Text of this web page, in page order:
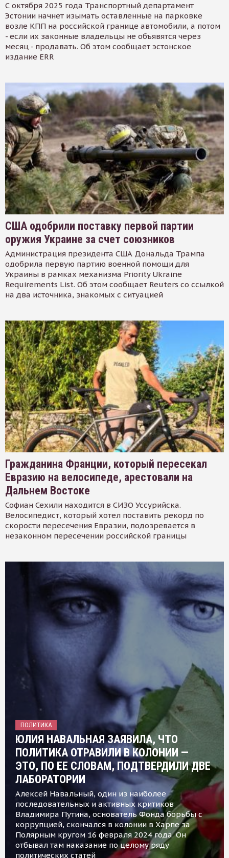
С октября 2025 года Транспортный департамент
Эстонии начнет изымать оставленные на парковке
возле КПП на российской границе автомобили, а потом
- если их законные владельцы не объявятся через
месяц - продавать. Об этом сообщает эстонское
издание ERR
США одобрили поставку первой партии
оружия Украине за счет союзников
Администрация президента США Дональда Трампа
одобрила первую партию военной помощи для
Украины в рамках механизма Priority Ukraine
Requirements List. Об этом сообщает Reuters со ссылкой
на два источника, знакомых с ситуацией
Гражданина Франции, который пересекал
Евразию на велосипеде, арестовали на
Дальнем Востоке
Софиан Сехили находится в СИЗО Уссурийска.
Велосипедист, который хотел поставить рекорд по
скорости пересечения Евразии, подозревается в
незаконном пересечении российской границы
ПОЛИТИКА
ЮЛИЯ НАВАЛЬНАЯ ЗАЯВИЛА, ЧТО
ПОЛИТИКА ОТРАВИЛИ В КОЛОНИИ —
ЭТО, ПО ЕЕ СЛОВАМ, ПОДТВЕРДИЛИ ДВЕ
ЛАБОРАТОРИИ
Алексей Навальный, один из наиболее
последовательных и активных критиков
Владимира Путина, основатель Фонда борьбы с
коррупцией, скончался в колонии в Харпе за
Полярным кругом 16 февраля 2024 года. Он
отбывал там наказание по целому ряду
политических статей